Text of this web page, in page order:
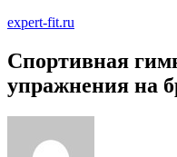
expert-fit.ru
Спортивная
упражнения на